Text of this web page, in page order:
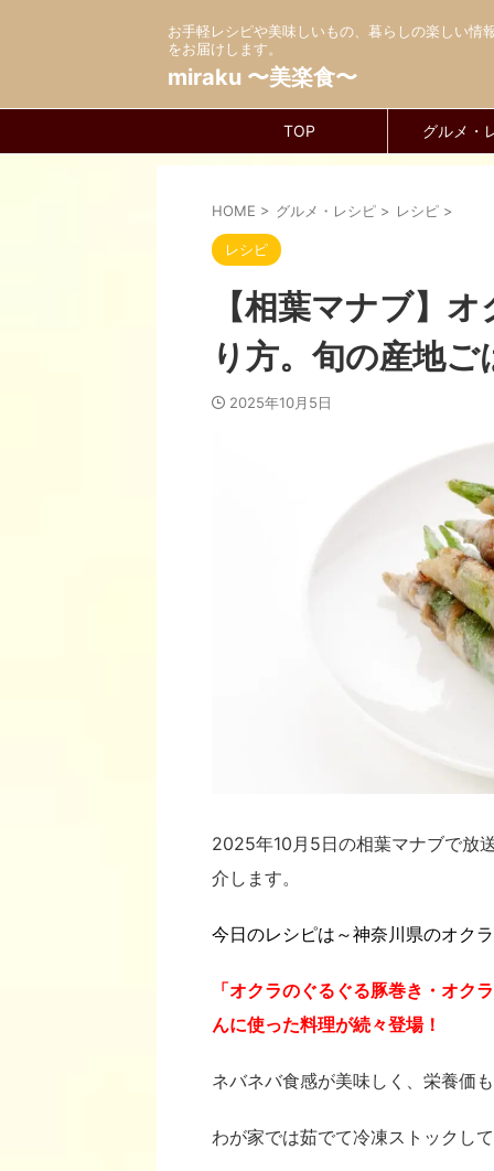
お手軽レシピや美味しいもの、暮らしの楽しい情
をお届けします。
miraku 〜美楽食〜
TOP グルメ・
HOME > グルメ・レシピ > レシピ >
レシピ
【相葉マナブ】
り方。旬の産地
2025年10月5日
2025年10月5日の相葉マナブで放
介します。
今日のレシピは～神奈川県のオク
「オクラのぐるぐる豚巻き・オク
んに使った料理が続々登場！
ネバネバ食感が美味しく、栄養価
わが家では茹でて冷凍ストックし